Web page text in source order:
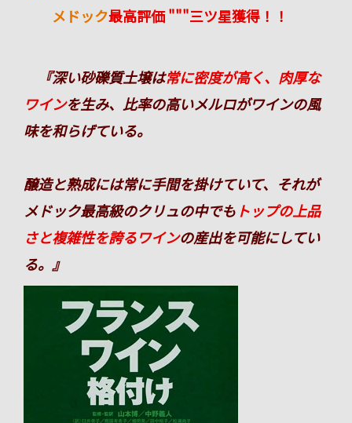
メドック最高評価 """三ツ星獲得！！
『深い砂礫質土壌は常に密度が高く、肉厚な
ワインを生み、比率の高いメルロがワインの風
味を和らげている。
醸造と熟成には常に手間を掛けていて、それが
メドック最高級のクリュの中でも トップの上品
さと複雑性を誇るワインの産出を可能にしてい
る。』